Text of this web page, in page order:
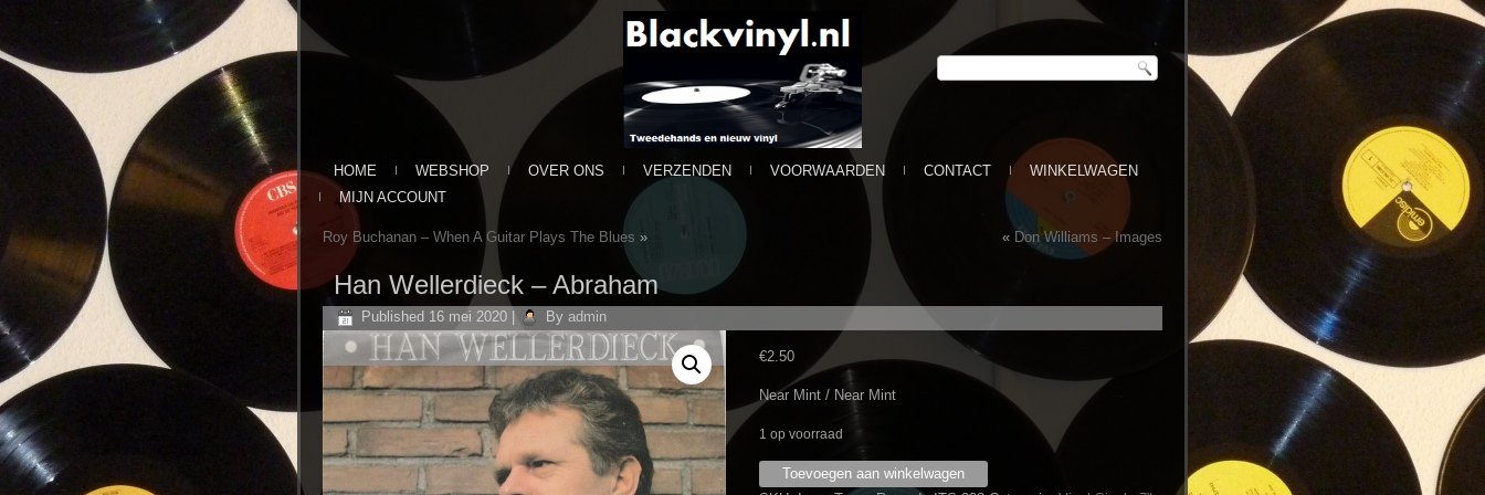
HOME WEBSHOP OVER ONS VERZENDEN VOORWAARDEN CONTACT
WINKELWAGEN
MIJN ACCOUNT
Roy Buchanan – When A Guitar Plays The Blues » « Don Williams – Images
Han Wellerdieck ‎– Abraham
Published 16 mei 2020| By admin
€2.50
Near Mint / Near Mint
1 op voorraad
HanToevoegen aan winkelwagen